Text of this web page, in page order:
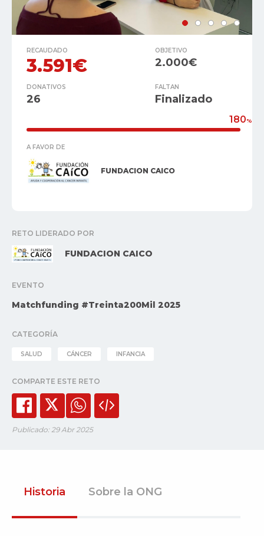
RECAUDADO
3.591€
OBJETIVO
2.000€
DONATIVOS
26
FALTAN
Finalizado
180%
A FAVOR DE
FUNDACION CAICO
RETO LIDERADO POR
FUNDACION CAICO
EVENTO
Matchfunding #Treinta200Mil 2025
CATEGORÍA
SALUD CÁNCER INFANCIA
COMPARTE ESTE RETO
Publicado: 29 Abr 2025
Historia Sobre la ONG